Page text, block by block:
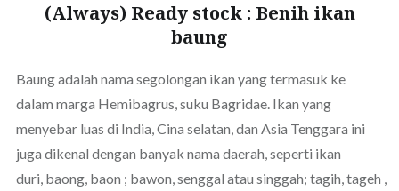
(Always) Ready stock : Benih ikan
baung
Baung adalah nama segolongan ikan yang termasuk ke
dalam marga Hemibagrus, suku Bagridae. Ikan yang
menyebar luas di India, Cina selatan, dan Asia Tenggara ini
juga dikenal dengan banyak nama daerah, seperti ikan
duri, baong, baon ; bawon, senggal atau singgah; tagih, tageh ,